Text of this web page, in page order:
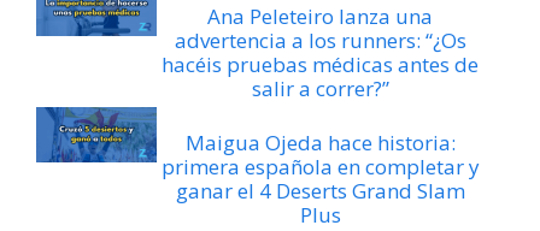
Ana Peleteiro lanza una
advertencia a los runners: “¿Os
hacéis pruebas médicas antes de
salir a correr?”
Maigua Ojeda hace historia:
primera española en completar y
ganar el 4 Deserts Grand Slam
Plus